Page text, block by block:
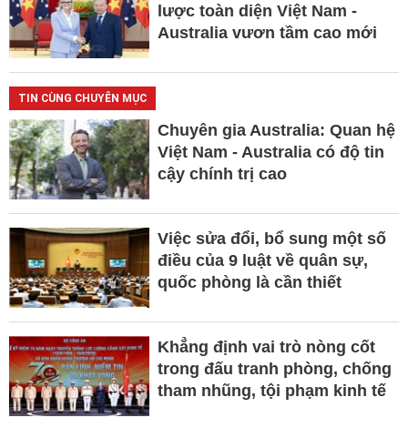
lược toàn diện Việt Nam -
Australia vươn tầm cao mới
TIN CÙNG CHUYÊN MỤC
Chuyên gia Australia: Quan hệ
Việt Nam - Australia có độ tin
cậy chính trị cao
Việc sửa đổi, bổ sung một số
điều của 9 luật về quân sự,
quốc phòng là cần thiết
Khẳng định vai trò nòng cốt
trong đấu tranh phòng, chống
tham nhũng, tội phạm kinh tế